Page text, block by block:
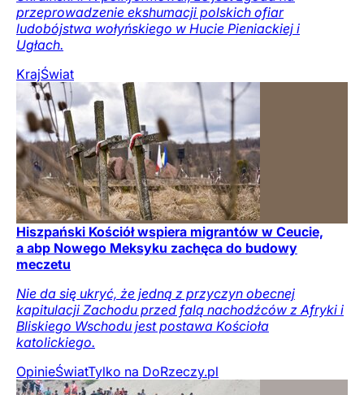
przeprowadzenie ekshumacji polskich ofiar
ludobójstwa wołyńskiego w Hucie Pieniackiej i
Ugłach.
KrajŚwiat
Hiszpański Kościół wspiera migrantów w Ceucie,
a abp Nowego Meksyku zachęca do budowy
meczetu
Nie da się ukryć, że jedną z przyczyn obecnej
kapitulacji Zachodu przed falą nachodźców z Afryki i
Bliskiego Wschodu jest postawa Kościoła
katolickiego.
OpinieŚwiatTylko na DoRzeczy.pl